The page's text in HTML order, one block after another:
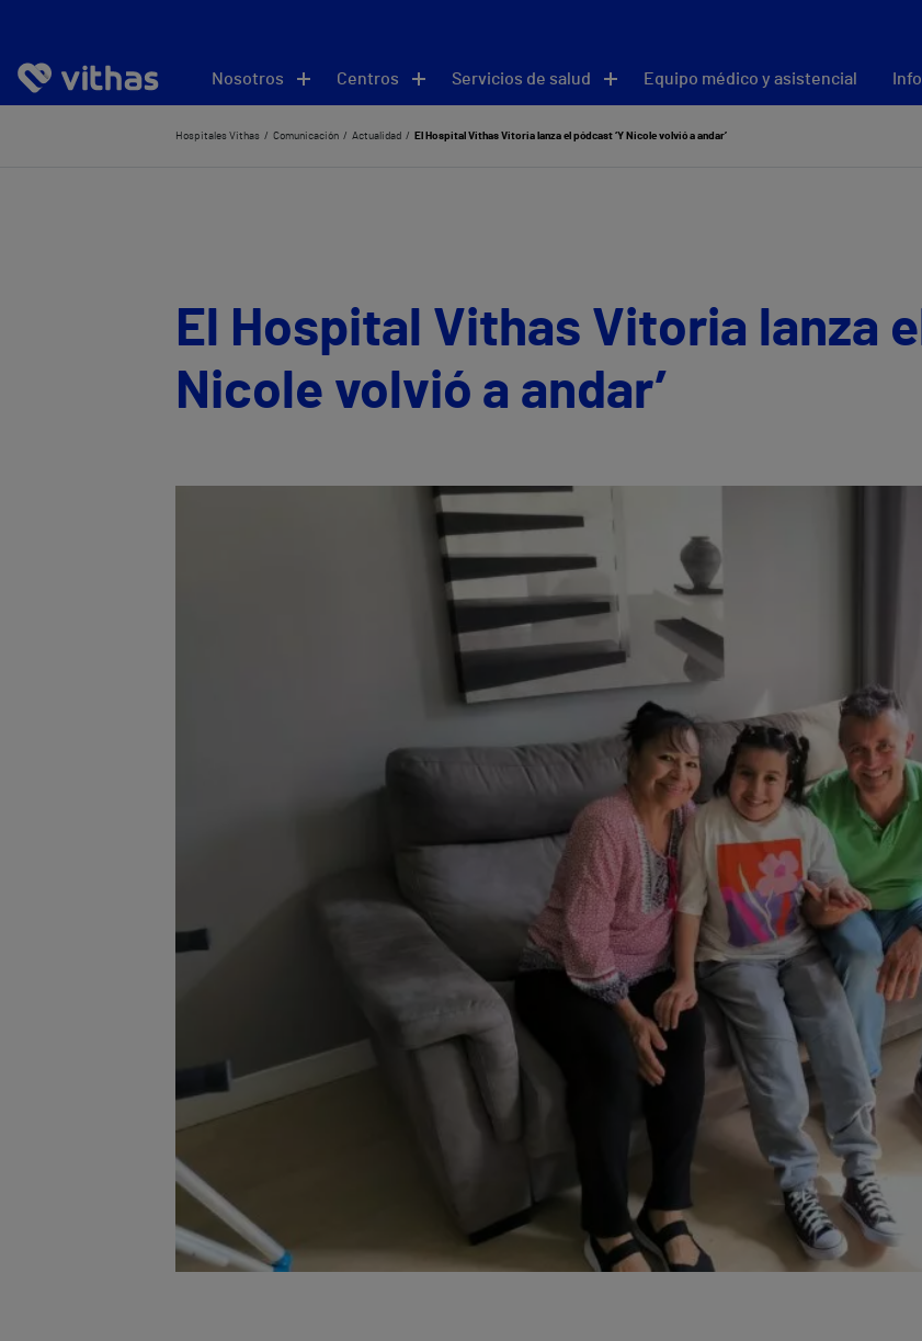
Nosotros Centros Servicios de salud Equipo médico y asistencial
Hospitales Vithas Comunicación Actualidad El Hospital Vithas Vitoria lanza el pódcast ‘Y Nicole volvió a andar’
El Hospital Vithas Vitoria lanza
Nicole volvió a andar’